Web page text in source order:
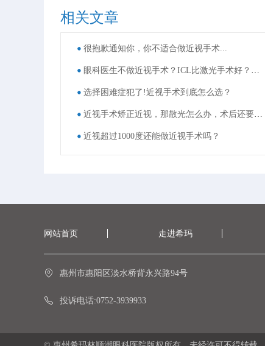
相关文章
很抱歉通知你，你不适合做近视手术...
眼科医生不做近视手术？ICL比激光手术好？这些近视手术谣言，别再信了！
选择困难症犯了!近视手术到底怎么选？
近视手术矫正近视，那散光怎么办，术后还要戴眼镜吗？
近视超过1000度还能做近视手术吗？
网站首页 走进希玛
惠州市惠阳区淡水桥背永兴路94号
投诉电话:0752-3939933